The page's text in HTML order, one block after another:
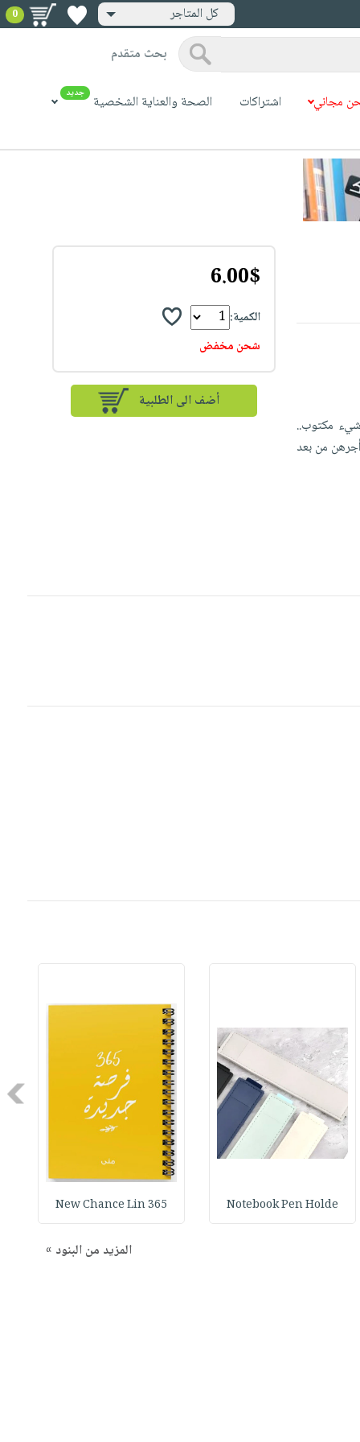
كل المتاجر 0
بحث متقدم
مجاني اشتراكات الصحة والعناية الشخصية جديد
مكتوب..
من بعد
6.00$
الكمية:
شحن مخفض
أضف الى الطلبية
Notebook Pen Holde
365 New Chance Lin
المزيد من البنود »